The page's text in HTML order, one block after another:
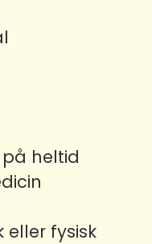
heltid
fysisk